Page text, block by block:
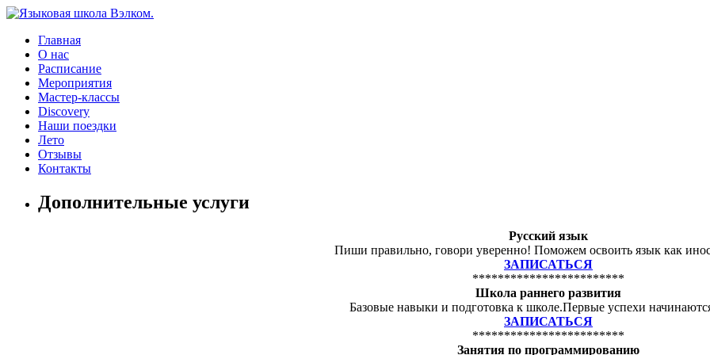
Главная
О нас
Расписание
Мероприятия
Мастер-классы
Discovery
Наши поездки
Лето
Отзывы
Контакты
Дополнительные услуги
Русский язык
Пиши правильно, говори уверенно! Поможем освоить язык как
ЗАПИСАТЬСЯ
************************
Школа раннего развития
Базовые навыки и подготовка к школе.Первые успехи
ЗАПИСАТЬСЯ
************************
Занятия по программированию